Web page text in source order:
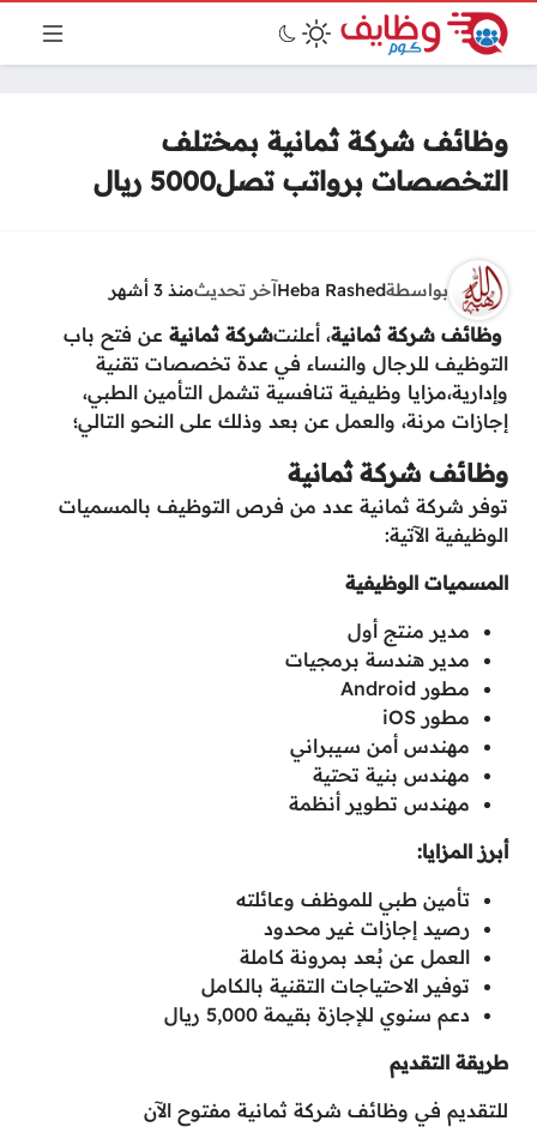
وظائف شركة ثمانية بمختلف
التخصصات برواتب تصل5000 ريال
بواسطةHeba Rashedآخر تحديثمنذ 3 أشهر
وظائف شركة ثمانية شركة ثمانية عن فتح باب
التوظيف للرجال والنساء في عدة تخصصات تقنية
وإدارية،مزايا وظيفية تنافسية تشمل التأمين الطبي،
إجازات مرنة، والعمل عن بعد وذلك على النحو التالي؛
وظائف شركة ثمانية
توفر شركة ثمانية عدد من فرص التوظيف بالمسميات
الوظيفية الآتية:
المسميات الوظيفية
مدير منتج أول
مدير هندسة برمجيات
مطور Android
مطور iOS
مهندس أمن سيبراني
مهندس بنية تحتية
مهندس تطوير أنظمة
أبرز المزايا:
تأمين طبي للموظف وعائلته
رصيد إجازات غير محدود
العمل عن بُعد بمرونة كاملة
توفير الاحتياجات التقنية بالكامل
دعم سنوي للإجازة بقيمة 5,000 ريال
طريقة التقديم
للتقديم في وظائف شركة ثمانية مفتوح الآن